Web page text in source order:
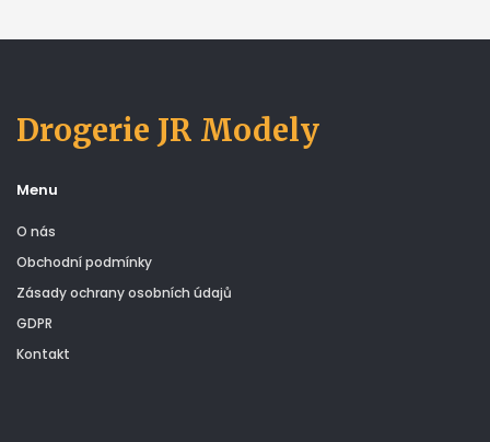
Drogerie JR Modely
Menu
O nás
Obchodní podmínky
Zásady ochrany osobních údajů
GDPR
Kontakt